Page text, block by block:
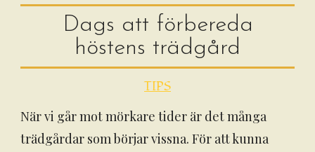
Dags att förbereda
höstens trädgård
TIPS
När vi går mot mörkare tider är det många
trädgårdar som börjar vissna. För att kunna